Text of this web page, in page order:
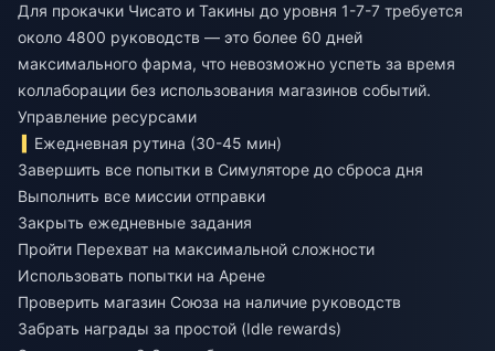
Для прокачки Чисато и Такины до уровня 1-7-7 требуется
около 4800 руководств — это более 60 дней
максимального фарма, что невозможно успеть за время
коллаборации без использования магазинов событий.
Управление ресурсами
Ежедневная рутина (30-45 мин)
Завершить все попытки в Симуляторе до сброса дня
Выполнить все миссии отправки
Закрыть ежедневные задания
Пройти Перехват на максимальной сложности
Использовать попытки на Арене
Проверить магазин Союза на наличие руководств
Забрать награды за простой (Idle rewards)